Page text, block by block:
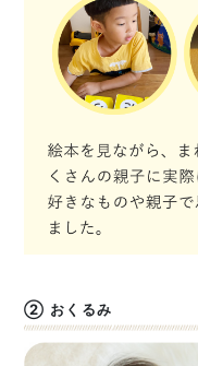
② おくるみ